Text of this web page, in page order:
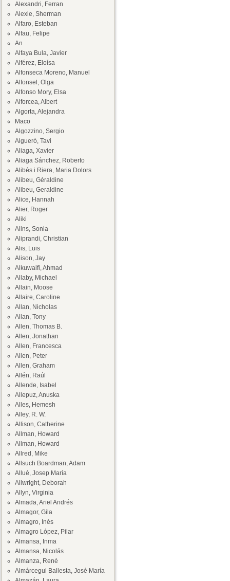
Alexandri, Ferran
Alexie, Sherman
Alfaro, Esteban
Alfau, Felipe
An
Alfaya Bula, Javier
Alférez, Eloísa
Alfonseca Moreno, Manuel
Alfonsel, Olga
Alfonso Mory, Elsa
Alforcea, Albert
Algorta, Alejandra
Maco
Algozzino, Sergio
Algueró, Tavi
Aliaga, Xavier
Aliaga Sánchez, Roberto
Alibés i Riera, Maria Dolors
Alibeu, Géraldine
Alibeu, Geraldine
Alice, Hannah
Alier, Roger
Aliki
Alins, Sonia
Aliprandi, Christian
Alis, Luis
Alison, Jay
Alkuwaifi, Ahmad
Allaby, Michael
Allain, Moose
Allaire, Caroline
Allan, Nicholas
Allan, Tony
Allen, Thomas B.
Allen, Jonathan
Allen, Francesca
Allen, Peter
Allen, Graham
Allén, Raúl
Allende, Isabel
Allepuz, Anuska
Alles, Hemesh
Alley, R. W.
Allison, Catherine
Allman, Howard
Allman, Howard
Allred, Mike
Allsuch Boardman, Adam
Allué, Josep María
Allwright, Deborah
Allyn, Virginia
Almada, Ariel Andrés
Almagor, Gila
Almagro, Inés
Almagro López, Pilar
Almansa, Inma
Almansa, Nicolás
Almanza, René
Almárcegui Ballesta, José María